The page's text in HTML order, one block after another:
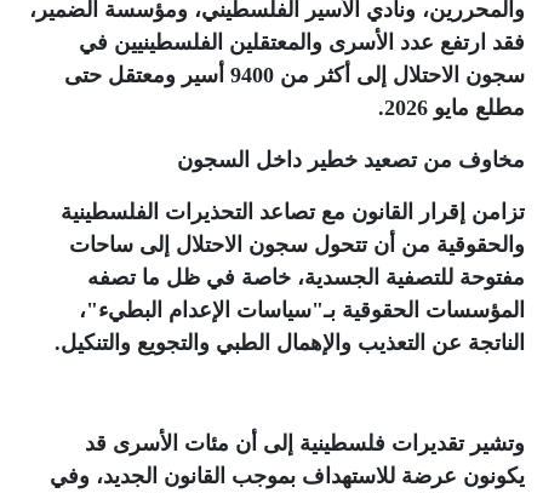
والمحررين، ونادي الأسير الفلسطيني، ومؤسسة الضمير،
فقد ارتفع عدد الأسرى والمعتقلين الفلسطينيين في
سجون الاحتلال إلى أكثر من 9400 أسير ومعتقل حتى
مطلع مايو 2026
.
مخاوف من تصعيد خطير داخل السجون
تزامن إقرار القانون مع تصاعد التحذيرات الفلسطينية
والحقوقية من أن تتحول سجون الاحتلال إلى ساحات
مفتوحة للتصفية الجسدية، خاصة في ظل ما تصفه
المؤسسات الحقوقية بـ"سياسات الإعدام البطيء"،
الناتجة عن التعذيب والإهمال الطبي والتجويع والتنكيل.
وتشير تقديرات فلسطينية إلى أن مئات الأسرى قد
يكونون عرضة للاستهداف بموجب القانون الجديد، وفي